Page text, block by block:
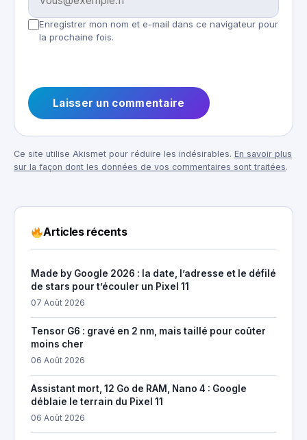
Enregistrer mon nom et e-mail dans ce navigateur pour
la prochaine fois.
Ce site utilise Akismet pour réduire les indésirables. En savoir plus
sur la façon dont les données de vos commentaires sont traitées.
Articles récents
Made by Google 2026 : la date, l’adresse et le défilé
de stars pour t’écouler un Pixel 11
07 Août 2026
Tensor G6 : gravé en 2 nm, mais taillé pour coûter
moins cher
06 Août 2026
Assistant mort, 12 Go de RAM, Nano 4 : Google
déblaie le terrain du Pixel 11
06 Août 2026